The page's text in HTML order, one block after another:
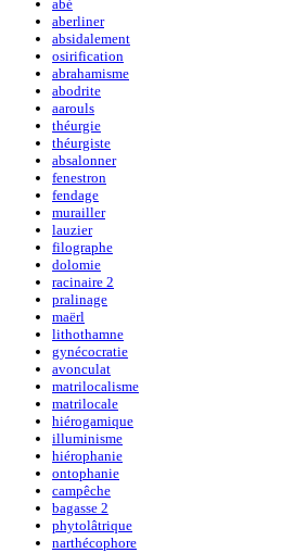
abé
aberliner
absidalement
osirification
abrahamisme
abodrite
aarouls
théurgie
théurgiste
absalonner
fenestron
fendage
murailler
lauzier
filographe
dolomie
racinaire 2
pralinage
maërl
lithothamne
gynécocratie
avonculat
matrilocalisme
matrilocale
hiérogamique
illuminisme
hiérophanie
ontophanie
campêche
bagasse 2
phytolâtrique
narthécophore